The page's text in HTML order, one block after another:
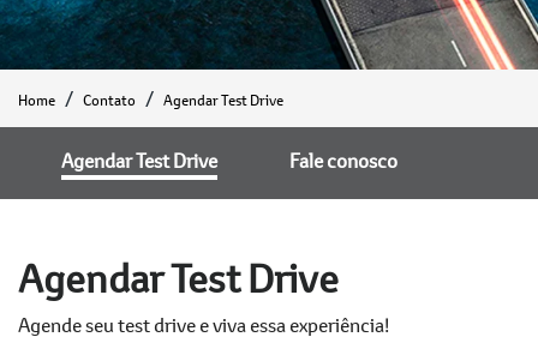
Home Contato Agendar Test Drive
Fale conosco
Agendar Test Drive
Agendar Test Drive
Agende seu test drive e viva essa experiência!